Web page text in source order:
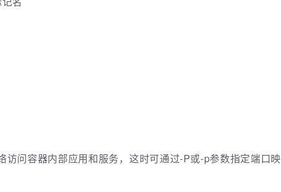
问容器内部应用和服务，这时可通过-P或-p参数指定端口映